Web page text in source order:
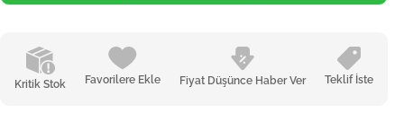
Kritik Stok Favorilere Ekle Fiyat Düşünce Haber Ver Teklif İste